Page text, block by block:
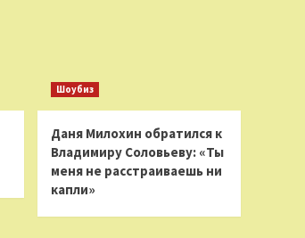
Шоубиз
Даня Милохин обратился к
Владимиру Соловьеву: «Ты
меня не расстраиваешь ни
капли»